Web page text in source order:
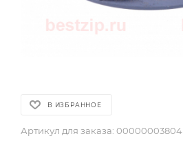
В ИЗБРАННОЕ
Артикул для заказа: 00000003804